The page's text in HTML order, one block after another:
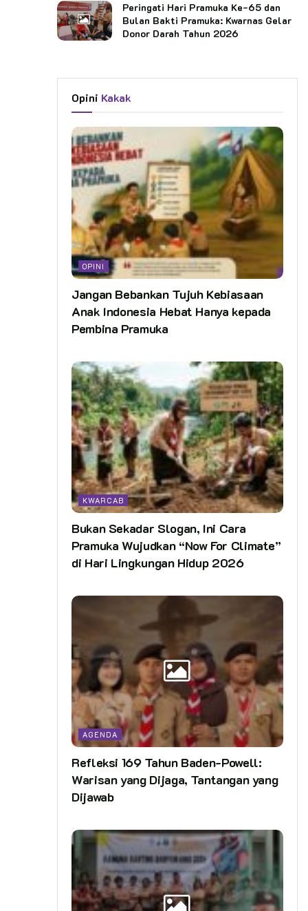
Peringati Hari Pramuka Ke-65 dan
Bulan Bakti Pramuka: Kwarnas Gelar
Donor Darah Tahun 2026
Opini Kakak
OPINI
Jangan Bebankan Tujuh Kebiasaan
Anak Indonesia Hebat Hanya kepada
Pembina Pramuka
KWARCAB
Bukan Sekadar Slogan, Ini Cara
Pramuka Wujudkan “Now For Climate”
di Hari Lingkungan Hidup 2026
AGENDA
Refleksi 169 Tahun Baden-Powell:
Warisan yang Dijaga, Tantangan yang
Dijawab